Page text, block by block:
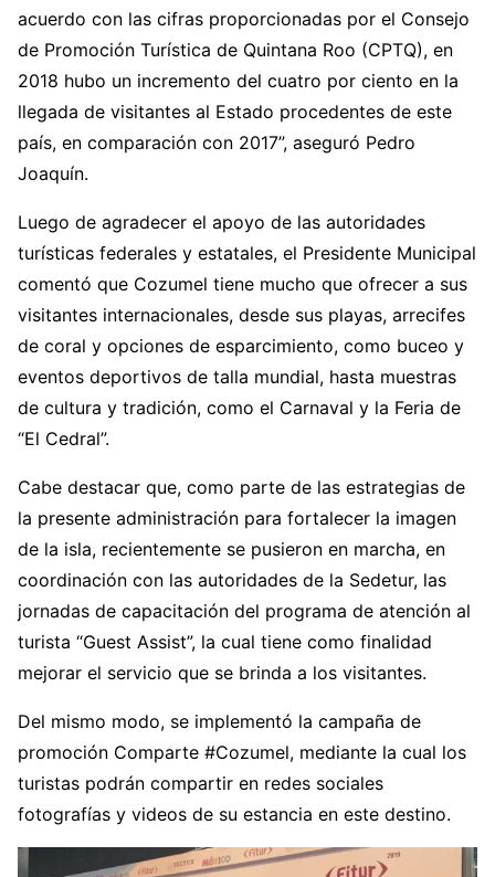
acuerdo con las cifras proporcionadas por el Consejo
de Promoción Turística de Quintana Roo (CPTQ), en
2018 hubo un incremento del cuatro por ciento en la
llegada de visitantes al Estado procedentes de este
país, en comparación con 2017”, aseguró Pedro
Joaquín.
Luego de agradecer el apoyo de las autoridades
turísticas federales y estatales, el Presidente Municipal
comentó que Cozumel tiene mucho que ofrecer a sus
visitantes internacionales, desde sus playas, arrecifes
de coral y opciones de esparcimiento, como buceo y
eventos deportivos de talla mundial, hasta muestras
de cultura y tradición, como el Carnaval y la Feria de
“El Cedral”.
Cabe destacar que, como parte de las estrategias de
la presente administración para fortalecer la imagen
de la isla, recientemente se pusieron en marcha, en
coordinación con las autoridades de la Sedetur, las
jornadas de capacitación del programa de atención al
turista “Guest Assist”, la cual tiene como finalidad
mejorar el servicio que se brinda a los visitantes.
Del mismo modo, se implementó la campaña de
promoción Comparte #Cozumel, mediante la cual los
turistas podrán compartir en redes sociales
fotografías y videos de su estancia en este destino.